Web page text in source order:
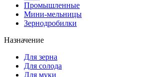
Промышленные
Мини-мельницы
Зернодробилки
Назначение
Для зерна
Для солода
Для муки